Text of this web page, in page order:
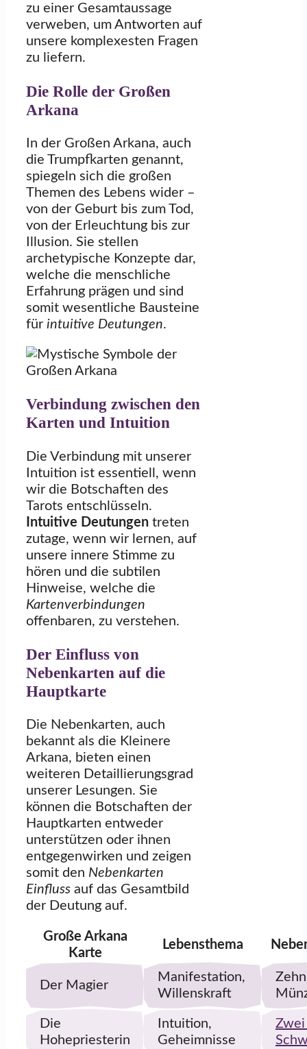
zu einer Gesamtaussage
verweben, um Antworten auf
unsere komplexesten Fragen
zu liefern.
Die Rolle der Großen
Arkana
In der Großen Arkana, auch
die Trumpfkarten genannt,
spiegeln sich die großen
Themen des Lebens wider –
von der Geburt bis zum Tod,
von der Erleuchtung bis zur
Illusion. Sie stellen
archetypische Konzepte dar,
welche die menschliche
Erfahrung prägen und sind
somit wesentliche Bausteine
für intuitive Deutungen.
Verbindung zwischen den
Karten und Intuition
Die Verbindung mit unserer
Intuition ist essentiell, wenn
wir die Botschaften des
Tarots entschlüsseln.
Intuitive Deutungen treten
zutage, wenn wir lernen, auf
unsere innere Stimme zu
hören und die subtilen
Hinweise, welche die
Kartenverbindungen
offenbaren, zu verstehen.
Der Einfluss von
Nebenkarten auf die
Hauptkarte
Die Nebenkarten, auch
bekannt als die Kleinere
Arkana, bieten einen
weiteren Detaillierungsgrad
unserer Lesungen. Sie
können die Botschaften der
Hauptkarten entweder
unterstützen oder ihnen
entgegenwirken und zeigen
somit den Nebenkarten
Einfluss auf das Gesamtbild
der Deutung auf.
Große Arkana
Karte
Lebensthema
Der Magier
Manifestation,
Willenskraft
Die
Hohepriesterin
Intuition,
Geheimnisse